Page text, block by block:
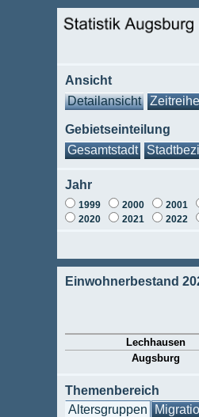
Ansicht
Detailansicht
Zeitreihe
Gebietseinteilung
Gesamtstadt
Jahr
1999 2000 2001
2020
2021 2022
Einwohnerbestand
Lechhausen
Augsburg
Themenbereich
Altersgruppen